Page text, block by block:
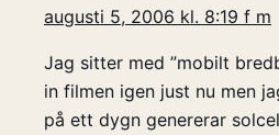
augusti 5, 2006 kl. 8:19 f m
Jag sitter med ”mobilt
in filmen igen just nu men
på ett dygn genererar